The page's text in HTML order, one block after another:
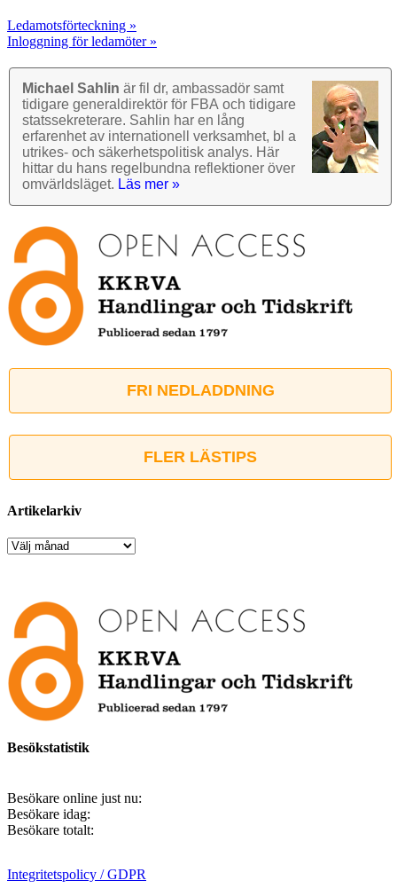
Ledamotsförteckning »
Inloggning för ledamöter »
Michael Sahlin är fil dr, ambassadör samt
tidigare general­direktör för FBA och tidigare
stats­sekre­terare. Sahlin har en lång
erfarenhet av inter­nationell verk­samhet, bl a
utrikes- och säkerhets­politisk analys. Här
hittar du hans regel­bundna reflek­tioner över
omvärlds­läget. Läs mer »
FRI NEDLADDNING
FLER LÄSTIPS
Artikelarkiv
Artikelarkiv
Besökstatistik
Besökare online just nu:
Besökare idag:
Besökare totalt:
Integritetspolicy / GDPR